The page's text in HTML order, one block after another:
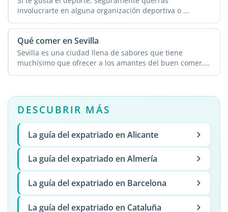
involucrarte en alguna organización deportiva o ...
Qué comer en Sevilla
Sevilla es una ciudad llena de sabores que tiene
muchísimo que ofrecer a los amantes del buen comer.
Puedes ...
DESCUBRIR MÁS
La guía del expatriado en Alicante
La guía del expatriado en Almería
La guía del expatriado en Barcelona
La guía del expatriado en Cataluña